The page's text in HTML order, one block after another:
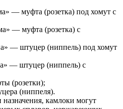
— муфта (розетка) под хомут с
— муфта (розетка) с
— штуцер (ниппель) под хомут
— штуцер (ниппель) с
(розетки);
(ниппеля).
камлоки могут